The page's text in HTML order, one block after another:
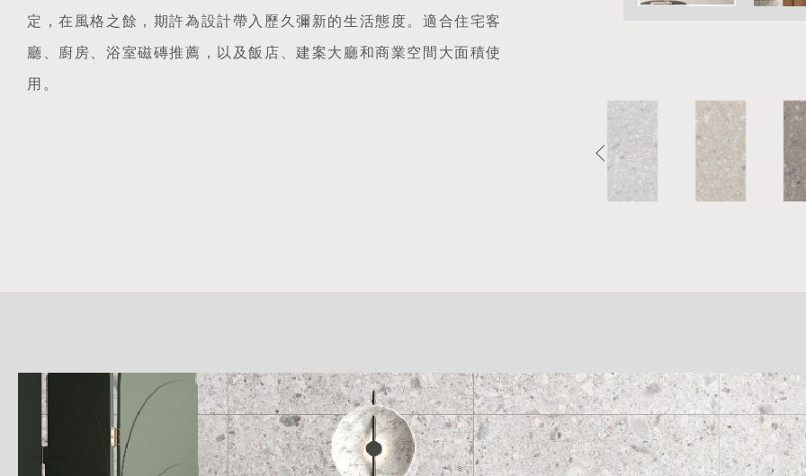
定，在風格之餘，期許為設計帶入歷久彌新的生活態度。適合住宅客
廳、廚房、浴室磁磚推薦，以及飯店、建案大廳和商業空間大面積使
用。